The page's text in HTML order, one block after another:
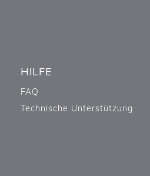
HILFE
FAQ
Technische Unterstützung